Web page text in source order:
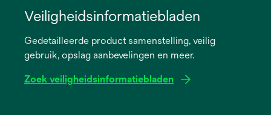
new
Veiligheidsinformatiebladen
Gedetailleerde product samenstelling, veilig
gebruik, opslag aanbevelingen en meer.
Zoek veiligheidsinformatiebladen